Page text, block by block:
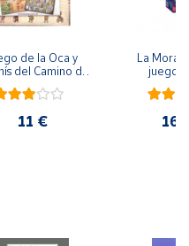
de la Oca y
del Camino de
Santiago
11 €
La
juego